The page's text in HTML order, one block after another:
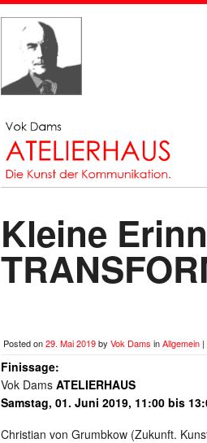
Kleine
Posted on29. Mai 2019by Vok Dams inAllgemein |
Finissage:
Vok Dams ATELIERHAUS
Samstag, 01. Juni 2019, 11:00 bis
Christian von Grumbkow (Zukunft.